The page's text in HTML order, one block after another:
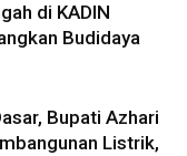
di KADIN
Budidaya
Bupati Azhari
Listrik,